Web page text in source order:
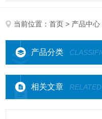
当前位置：首页 > 产品中心
产品分类
相关文章